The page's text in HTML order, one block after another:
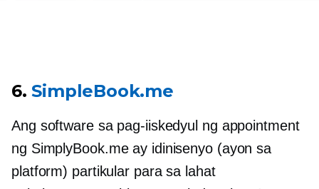
6.SimpleBook.me
Ang software sa pag-iiskedyul ng appointment
ng SimplyBook.me ay idinisenyo (ayon sa
platform) partikular para sa lahat